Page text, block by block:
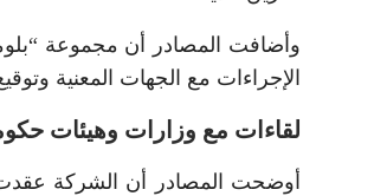
وأضافت المصادر أن مجموعة
الإجراءات مع الجهات المعنية
لقاءات مع وزارات وهيئات
أوضحت المصادر أن الشركة